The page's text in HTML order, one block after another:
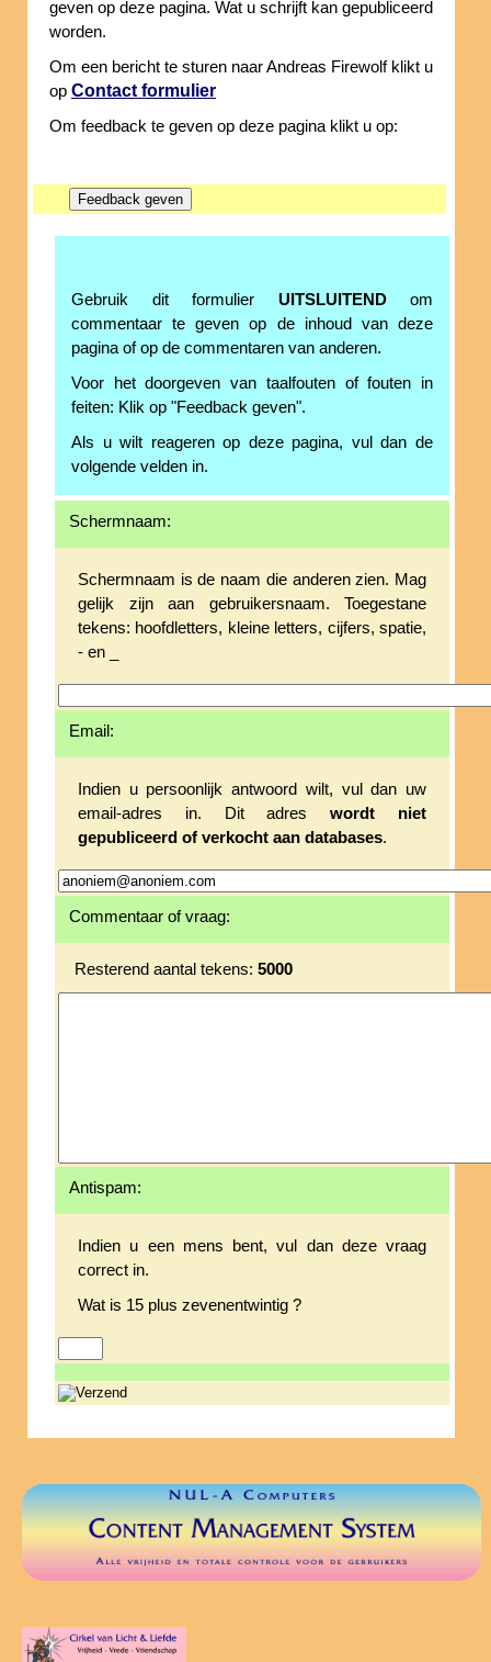
geven op deze pagina. Wat u schrijft kan gepubliceerd
worden.
Om een bericht te sturen naar Andreas Firewolf klikt u
op Contact formulier
Om feedback te geven op deze pagina klikt u op:
Gebruik dit formulier UITSLUITENDom
commentaar te geven op de inhoud van deze
pagina of op de commentaren van anderen.
Voor het doorgeven van taalfouten of fouten in
feiten: Klik op "Feedback geven".
Als u wilt reageren op deze pagina, vul dan de
volgende velden in.
Schermnaam:
Schermnaam is de naam die anderen zien. Mag
gelijk zijn aan gebruikersnaam. Toegestane
tekens: hoofdletters, kleine letters, cijfers, spatie,
- en _
Email:
Indien u persoonlijk antwoord wilt, vul dan uw
email-adres in. Dit adreswordt niet
gepubliceerd of verkocht aan databases.
Commentaar of vraag:
Resterend aantal tekens: 5000
Antispam:
Indien u een mens bent, vul dan deze vraag
correct in.
Wat is 15 plus zevenentwintig ?